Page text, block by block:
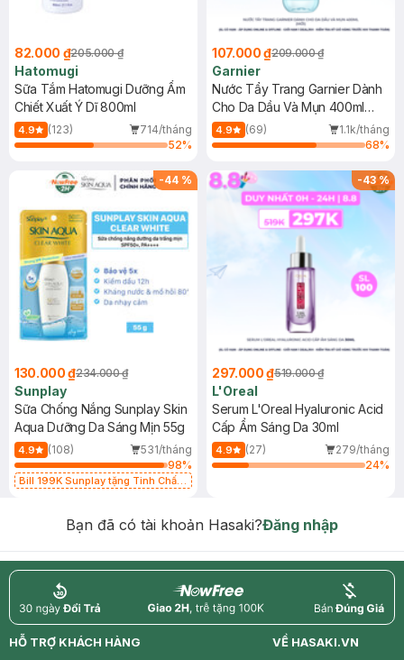
82.000 ₫205.000 ₫
Hatomugi
Sữa Tắm Hatomugi Dưỡng Ẩm
Chiết Xuất Ý Dĩ 800ml
4.9 (123)
714/tháng
52%
107.000 ₫209.000 ₫
Garnier
Nước Tẩy Trang Garnier Dành
Cho Da Dầu Và Mụn 400ml
(Mới)
4.9 (69)
1.1k/tháng
68%
-44 %
130.000 ₫234.000 ₫
Sunplay
Sữa Chống Nắng Sunplay Skin
Aqua Dưỡng Da Sáng Mịn 55g
4.9 (108)
531/tháng
98%
Bill 199K Sunplay tặng Tinh Chất
-43%
297.000 ₫519.000 ₫
L'Oreal
Serum L'Oreal Hyaluronic Acid
Cấp Ẩm Sáng Da 30ml
4.9 (27)
279/tháng
24%
Bạn đã có tài khoản Hasaki?Đăng nhập
return nowfree price
HỖ TRỢ KHÁCH HÀNG
VỀ HASAKI.VN